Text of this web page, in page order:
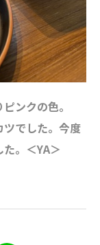
ンクの色。
でした。今度
。＜YA＞